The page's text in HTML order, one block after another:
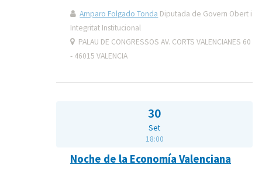
Amparo Folgado Tonda Diputada de Govern Obert i
Integritat Institucional
PALAU DE CONGRESSOS AV. CORTS VALENCIANES 60
- 46015 VALENCIA
30
Set
18:00
Noche de la Economía Valenciana